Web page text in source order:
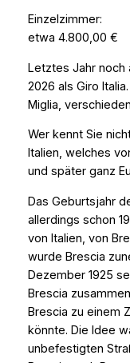
etwa 4.800,00 €
Letztes Jahr noch
2026 als Giro
Miglia,
Wer kennt Sie
Italien, welches
und später ganz
Das Geburtsjahr
allerdings schon
von Italien, von
wurde Brescia
Dezember 1925
Brescia
Brescia zu einem
könnte. Die Idee
unbefestigten